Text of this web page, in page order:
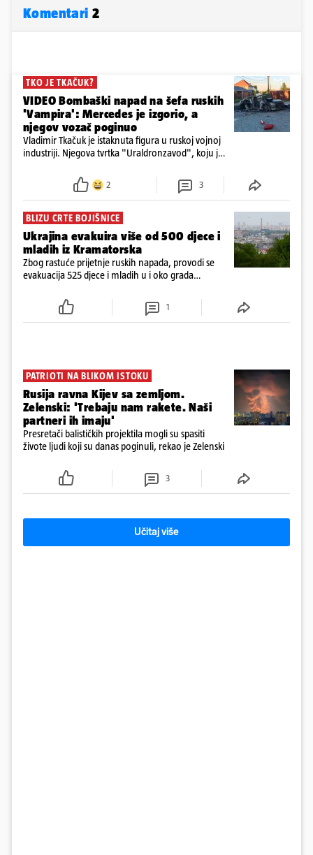
Komentari 2
TKO JE TKAČUK?
VIDEO Bombaški napad na šefa ruskih
'Vampira': Mercedes je izgorio, a
njegov vozač poginuo
Vladimir Tkačuk je istaknuta figura u ruskoj vojnoj
industriji. Njegova tvrtka "Uraldronzavod", koju je
View) dronove iz obitelji "Upir"
2 3
BLIZU CRTE BOJIŠNICE
Ukrajina evakuira više od 500 djece i
mladih iz Kramatorska
Zbog rastuće prijetnje ruskih napada, provodi se
evakuacija 525 djece i mladih u i oko grada
1
PATRIOTI NA BLIKOM ISTOKU
Rusija ravna Kijev sa zemljom.
Zelenski: 'Trebaju nam rakete. Naši
partneri ih imaju'
Presretači balističkih projektila mogli su spasiti
živote ljudi koji su danas poginuli, rekao je Zelenski
3
Učitaj više